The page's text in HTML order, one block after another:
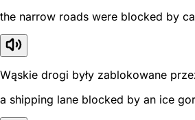
the narrow roads were blocked by
Wąskie drogi były zablokowane
a shipping lane blocked by an ice